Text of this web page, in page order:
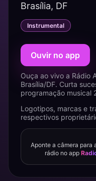
Brasília, DF
Instrumental
Ouvir no app
Ouça ao vivo a Rádio
Brasília/DF. Curta
programação musical
Logotipos, marcas e
respectivos
Aponte a câmera para
rádio no app